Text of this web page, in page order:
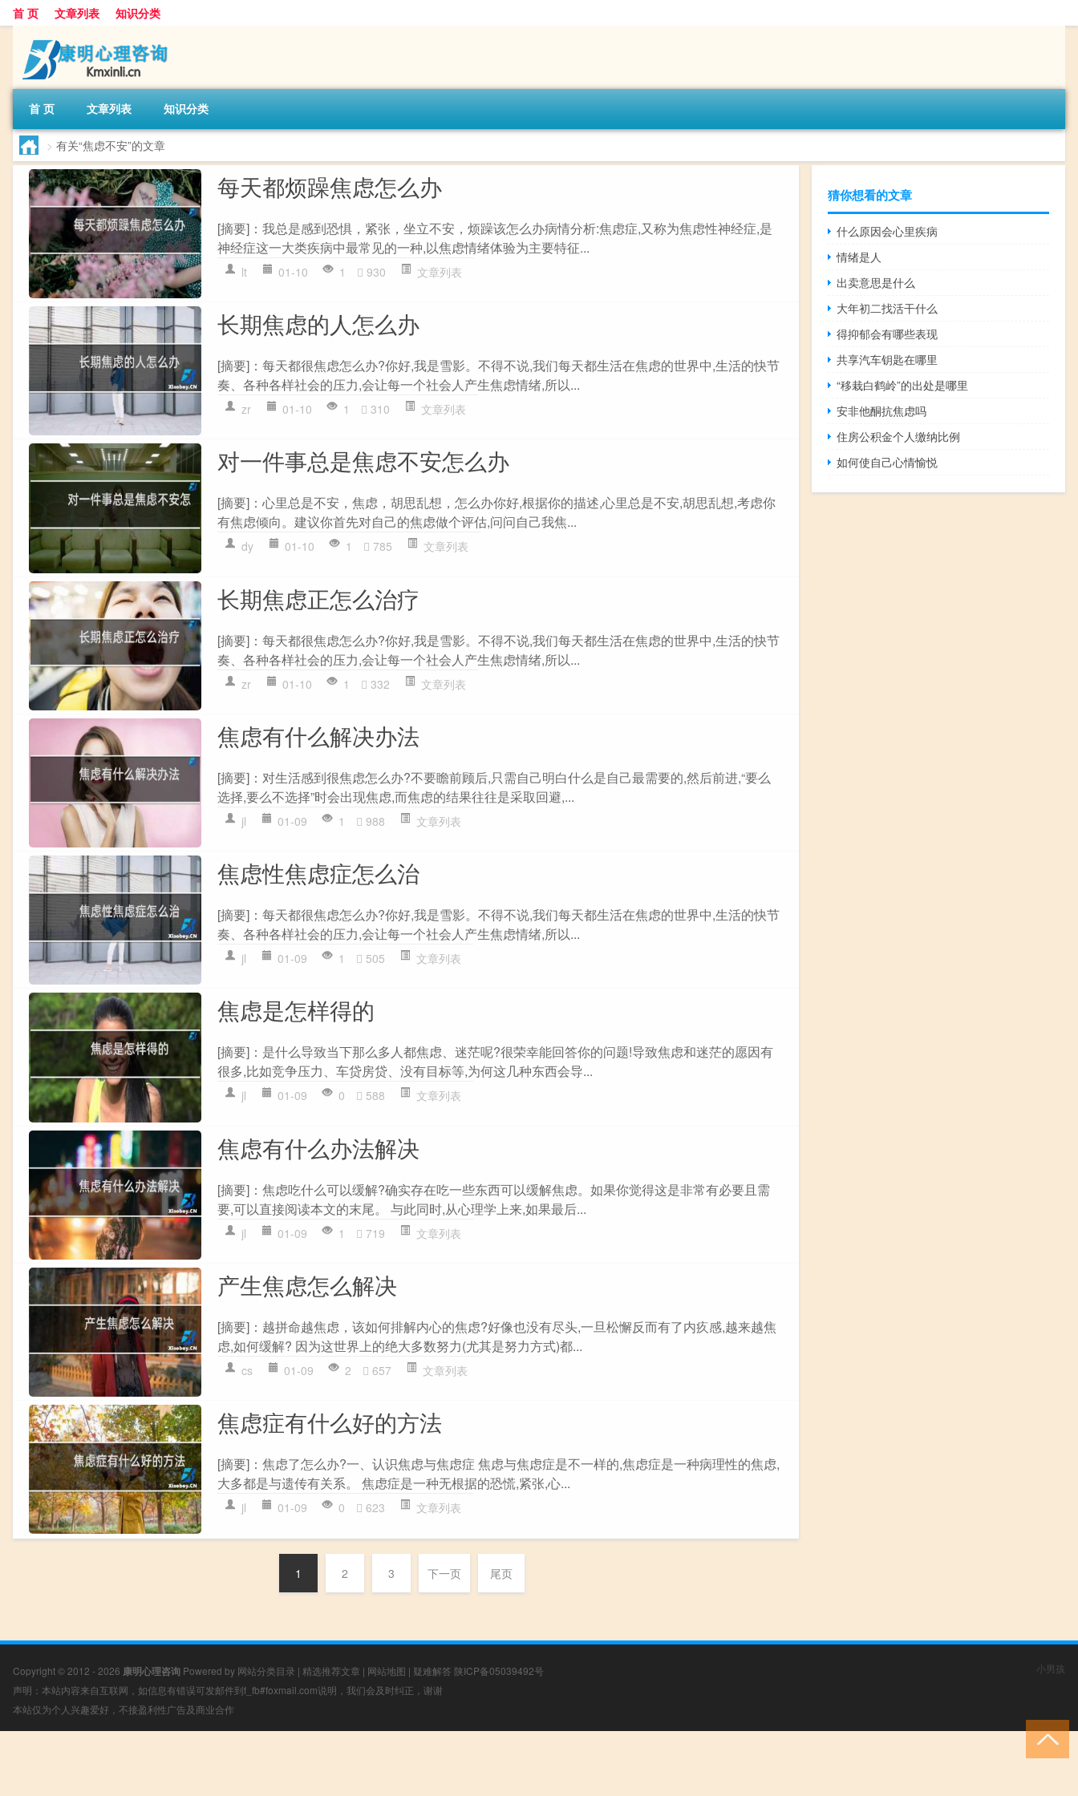
首 页 文章列表 知识分类
首 页 文章列表 知识分类
> 有关“焦虑不安”的文章
每天都烦躁焦虑怎么办
[摘要]：我总是感到恐惧，紧张，坐立不安，烦躁该怎么办病情分析:焦虑症,又称为焦虑性神经症,是
神经症这一大类疾病中最常见的一种,以焦虑情绪体验为主要特征...
lt 01-10 1 930 文章列表
长期焦虑的人怎么办
[摘要]：每天都很焦虑怎么办?你好,我是雪影。不得不说,我们每天都生活在焦虑的世界中,生活的快节
奏、各种各样社会的压力,会让每一个社会人产生焦虑情绪,所以...
zr 01-10 1 310 文章列表
对一件事总是焦虑不安怎么办
[摘要]：心里总是不安，焦虑，胡思乱想，怎么办你好,根据你的描述,心里总是不安,胡思乱想,考虑你
有焦虑倾向。建议你首先对自己的焦虑做个评估,问问自己我焦...
dy 01-10 1 785 文章列表
长期焦虑正怎么治疗
[摘要]：每天都很焦虑怎么办?你好,我是雪影。不得不说,我们每天都生活在焦虑的世界中,生活的快节
奏、各种各样社会的压力,会让每一个社会人产生焦虑情绪,所以...
zr 01-10 1 332 文章列表
焦虑有什么解决办法
[摘要]：对生活感到很焦虑怎么办?不要瞻前顾后,只需自己明白什么是自己最需要的,然后前进,“要么
选择,要么不选择”时会出现焦虑,而焦虑的结果往往是采取回避,...
jl 01-09 1 988 文章列表
焦虑性焦虑症怎么治
[摘要]：每天都很焦虑怎么办?你好,我是雪影。不得不说,我们每天都生活在焦虑的世界中,生活的快节
奏、各种各样社会的压力,会让每一个社会人产生焦虑情绪,所以...
jl 01-09 1 505 文章列表
焦虑是怎样得的
[摘要]：是什么导致当下那么多人都焦虑、迷茫呢?很荣幸能回答你的问题!导致焦虑和迷茫的愿因有
很多,比如竞争压力、车贷房贷、没有目标等,为何这几种东西会导...
jl 01-09 0 588 文章列表
焦虑有什么办法解决
[摘要]：焦虑吃什么可以缓解?确实存在吃一些东西可以缓解焦虑。如果你觉得这是非常有必要且需
要,可以直接阅读本文的末尾。 与此同时,从心理学上来,如果最后...
jl 01-09 1 719 文章列表
产生焦虑怎么解决
[摘要]：越拼命越焦虑，该如何排解内心的焦虑?好像也没有尽头,一旦松懈反而有了内疚感,越来越焦
虑,如何缓解? 因为这世界上的绝大多数努力(尤其是努力方式)都...
cs 01-09 2 657 文章列表
焦虑症有什么好的方法
[摘要]：焦虑了怎么办?一、认识焦虑与焦虑症 焦虑与焦虑症是不一样的,焦虑症是一种病理性的焦虑,
大多都是与遗传有关系。 焦虑症是一种无根据的恐慌,紧张,心...
jl 01-09 0 623 文章列表
1 2 3 下一页 尾页
猜你想看的文章
什么原因会心里疾病
情绪是人
出卖意思是什么
大年初二找活干什么
得抑郁会有哪些表现
共享汽车钥匙在哪里
“移栽白鹤岭”的出处是哪里
安非他酮抗焦虑吗
住房公积金个人缴纳比例
如何使自己心情愉悦
Copyright © 2012 - 2026 康明心理咨询 Powered by 网站分类目录 | 精选推荐文章 | 网站地图 | 疑难解答 陕ICP备05039492号
声明：本站内容来自互联网，如信息有错误可发邮件到f_fb#foxmail.com说明，我们会及时纠正，谢谢
本站仅为个人兴趣爱好，不接盈利性广告及商业合作
小男孩